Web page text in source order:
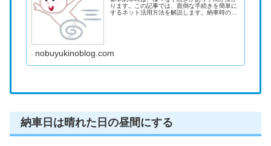
ります。この記事では、面倒な手続きを簡単に
するネット活用方法を解説します。納車時の手
nobuyukinoblog.com
納車日は晴れた日の昼間にする